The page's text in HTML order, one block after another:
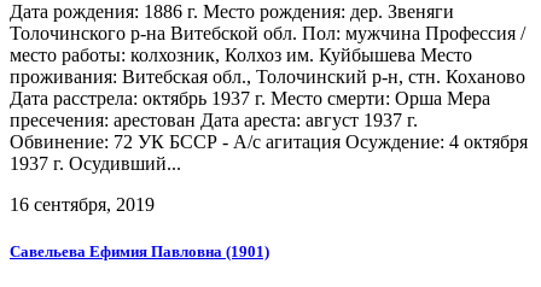
Дата рождения: 1886 г. Место рождения: дер. Звеняги
Толочинского р-на Витебской обл. Пол: мужчина Профессия /
место работы: колхозник, Колхоз им. Куйбышева Место
проживания: Витебская обл., Толочинский р-н, стн. Коханово
Дата расстрела: октябрь 1937 г. Место смерти: Орша Мера
пресечения: арестован Дата ареста: август 1937 г.
Обвинение: 72 УК БССР - А/с агитация Осуждение: 4 октября
1937 г. Осудивший...
16 сентября, 2019
Савельева Ефимия Павловна (1901)